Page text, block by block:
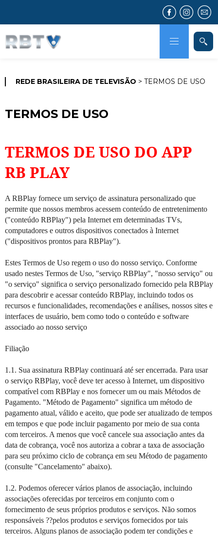
REDE BRASILEIRA DE TELEVISÃO > TERMOS DE USO
TERMOS DE USO
TERMOS DE USO DO APP
RB PLAY
A RBPlay fornece um serviço de assinatura personalizado que
permite que nossos membros acessem conteúdo de entretenimento
("conteúdo RBPlay") pela Internet em determinadas TVs,
computadores e outros dispositivos conectados à Internet
("dispositivos prontos para RBPlay").
Estes Termos de Uso regem o uso do nosso serviço. Conforme
usado nestes Termos de Uso, "serviço RBPlay", "nosso serviço" ou
"o serviço" significa o serviço personalizado fornecido pela RBPlay
para descobrir e acessar conteúdo RBPlay, incluindo todos os
recursos e funcionalidades, recomendações e análises, nossos sites e
interfaces de usuário, bem como todo o conteúdo e software
associado ao nosso serviço
Filiação
1.1. Sua assinatura RBPlay continuará até ser encerrada. Para usar
o serviço RBPlay, você deve ter acesso à Internet, um dispositivo
compatível com RBPlay e nos fornecer um ou mais Métodos de
Pagamento. "Método de Pagamento" significa um método de
pagamento atual, válido e aceito, que pode ser atualizado de tempos
em tempos e que pode incluir pagamento por meio de sua conta
com terceiros. A menos que você cancele sua associação antes da
data de cobrança, você nos autoriza a cobrar a taxa de associação
para seu próximo ciclo de cobrança em seu Método de pagamento
(consulte "Cancelamento" abaixo).
1.2. Podemos oferecer vários planos de associação, incluindo
associações oferecidas por terceiros em conjunto com o
fornecimento de seus próprios produtos e serviços. Não somos
responsáveis ??pelos produtos e serviços fornecidos por tais
terceiros. Alguns planos de associação podem ter condições e